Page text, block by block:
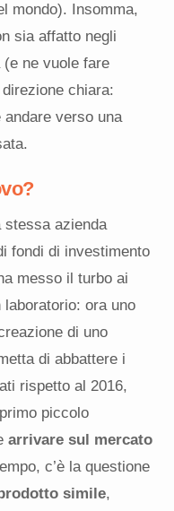
mondo). Insomma,
sia affatto negli
ne vuole fare
chiara:
andare verso una
stessa azienda
fondi di investimento
messo il turbo ai
ora uno
di uno
di abbattere i
rispetto al 2016,
piccolo
arrivare sul mercato
c’è la questione
simile,